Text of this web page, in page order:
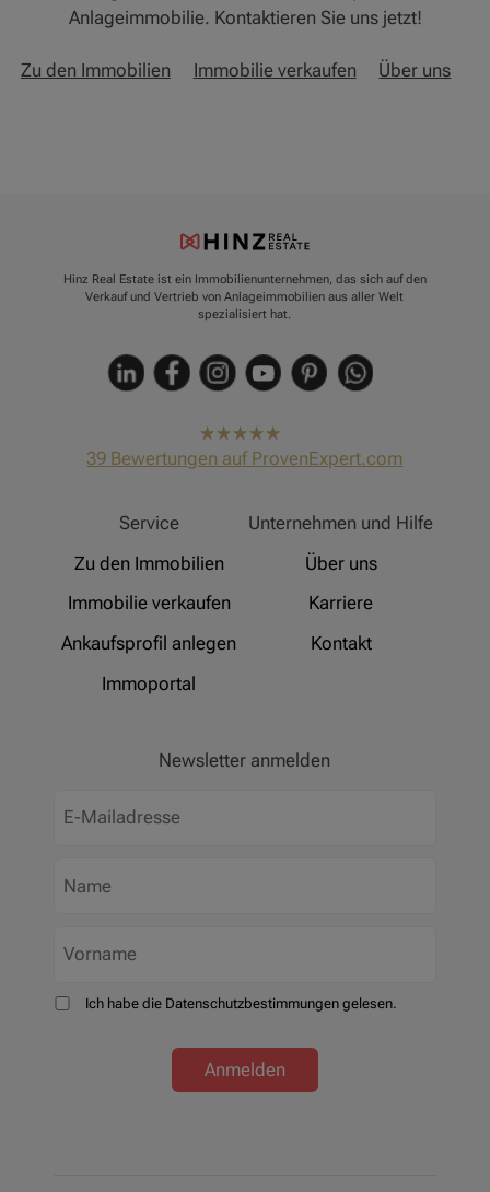
Anlageimmobilie. Kontaktieren Sie uns jetzt!
Zu den Immobilien Immobilie verkaufen Über uns
Hinz Real Estate ist ein Immobilienunternehmen, das sich auf den
Verkauf und Vertrieb von Anlageimmobilien aus aller Welt
spezialisiert hat.
hat4,91
von5
39 Bewertungen auf ProvenExpert.com
Service
Zu den Immobilien
Immobilie verkaufen
Ankaufsprofil anlegen
Immoportal
Unternehmen und Hilfe
Über uns
Karriere
Kontakt
Newsletter anmelden
Ich habe die Datenschutzbestimmungen gelesen.
Anmelden